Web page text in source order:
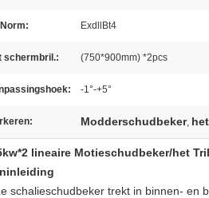
ExdllBt4
schermbril.: (750*900mm) *2pcs
-1°-+5°
Modderschudbeker,
lineaire Motieschudbeker/het
schalieschudbeker trekt in binnen- en